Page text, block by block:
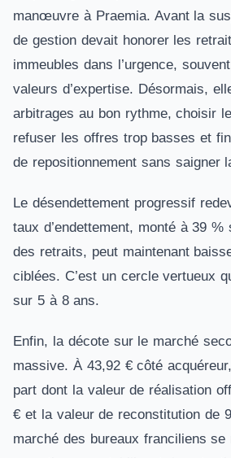
manœuvre à Praemia. Avant la
de gestion devait honorer les
immeubles dans l’urgence,
valeurs d’expertise. Désormais,
arbitrages au bon rythme, choisir
refuser les offres trop basses et
de repositionnement sans saigner
Le désendettement progressif
taux d’endettement, monté à 39
des retraits, peut maintenant
ciblées. C’est un cercle vertueux
sur 5 à 8 ans.
Enfin, la décote sur le marché
massive. À 43,92 € côté
part dont la valeur de réalisation
€ et la valeur de reconstitution de
marché des bureaux franciliens